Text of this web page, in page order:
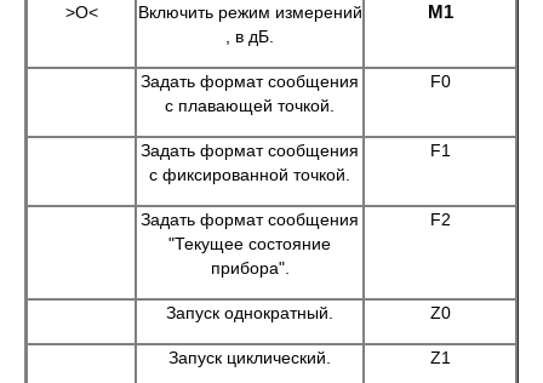
>O<
Включить режим измерений
, в дБ.
М1
Задать формат сообщения
с плавающей точкой.
F0
Задать формат сообщения
с фиксированной точкой.
F1
Задать формат сообщения
"Текущее состояние
прибора".
F2
Запуск однократный. Z0
Запуск циклический. Z1